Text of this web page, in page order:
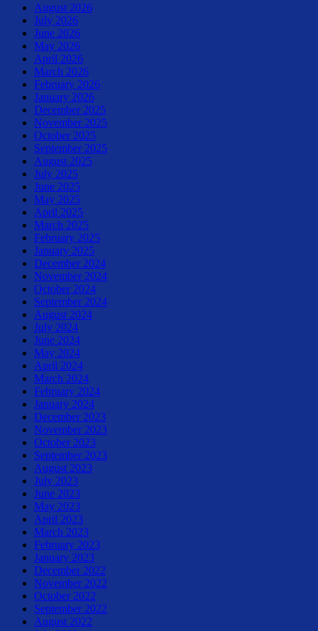
August 2026
July 2026
June 2026
May 2026
April 2026
March 2026
February 2026
January 2026
December 2025
November 2025
October 2025
September 2025
August 2025
July 2025
June 2025
May 2025
April 2025
March 2025
February 2025
January 2025
December 2024
November 2024
October 2024
September 2024
August 2024
July 2024
June 2024
May 2024
April 2024
March 2024
February 2024
January 2024
December 2023
November 2023
October 2023
September 2023
August 2023
July 2023
June 2023
May 2023
April 2023
March 2023
February 2023
January 2023
December 2022
November 2022
October 2022
September 2022
August 2022